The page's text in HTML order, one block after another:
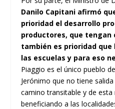
Danilo Capitani afirmó
prioridad el desarrollo
productores, que
también es prioridad que
las escuelas y para eso
Piaggio es el único pueblo
Jerónimo que no tiene
camino transitable y de esta
beneficiando a las